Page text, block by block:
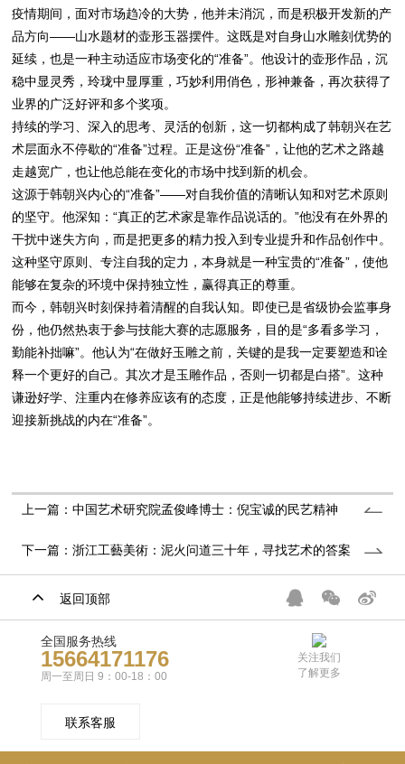
疫情期间，面对市场趋冷的大势，他并未消沉，而是积极开发新的产
品方向——山水题材的壶形玉器摆件。这既是对自身山水雕刻优势的
延续，也是一种主动适应市场变化的“准备”。他设计的壶形作品，沉
稳中显灵秀，玲珑中显厚重，巧妙利用俏色，形神兼备，再次获得了
业界的广泛好评和多个奖项。
持续的学习、深入的思考、灵活的创新，这一切都构成了韩朝兴在艺
术层面永不停歇的“准备”过程。正是这份“准备”，让他的艺术之路越
走越宽广，也让他总能在变化的市场中找到新的机会。
这源于韩朝兴内心的“准备”——对自我价值的清晰认知和对艺术原则
的坚守。他深知：“真正的艺术家是靠作品说话的。”他没有在外界的
干扰中迷失方向，而是把更多的精力投入到专业提升和作品创作中。
这种坚守原则、专注自我的定力，本身就是一种宝贵的“准备”，使他
能够在复杂的环境中保持独立性，赢得真正的尊重。
而今，韩朝兴时刻保持着清醒的自我认知。即使已是省级协会监事身
份，他仍然热衷于参与技能大赛的志愿服务，目的是“多看多学习，
勤能补拙嘛”。他认为“在做好玉雕之前，关键的是我一定要塑造和诠
释一个更好的自己。其次才是玉雕作品，否则一切都是白搭”。这种
谦逊好学、注重内在修养应该有的态度，正是他能够持续进步、不断
迎接新挑战的内在“准备”。
上一篇：中国艺术研究院孟俊峰博士：倪宝诚的民艺精神
下一篇：浙江工藝美術：泥火问道三十年，寻找艺术的答案
返回顶部
全国服务热线
15664171176
周一至周日 9：00-18：00
联系客服
关注我们
了解更多